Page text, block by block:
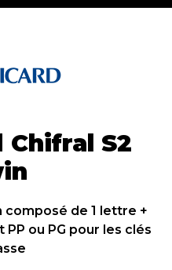
Chifral S2
composé de 1 lettre +
ou PG pour les clés